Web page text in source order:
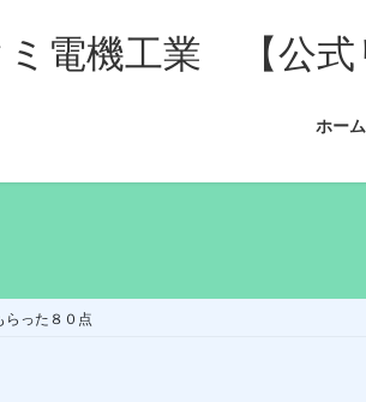
電機工業 【公式
ホーム
らった８０点